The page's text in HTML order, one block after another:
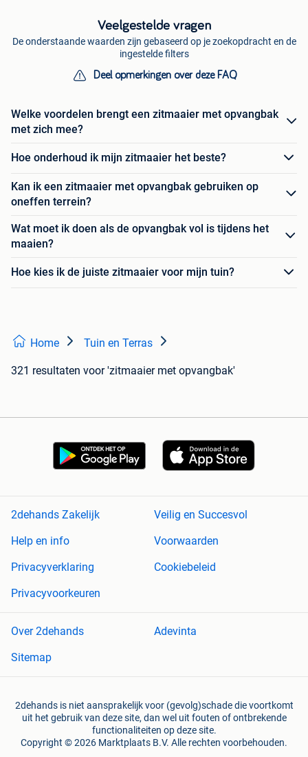
Veelgestelde vragen
De onderstaande waarden zijn gebaseerd op je zoekopdracht en de
ingestelde filters
Deel opmerkingen over deze FAQ
Welke voordelen brengt een zitmaaier met opvangbak
met zich mee?
Hoe onderhoud ik mijn zitmaaier het beste?
Kan ik een zitmaaier met opvangbak gebruiken op
oneffen terrein?
Wat moet ik doen als de opvangbak vol is tijdens het
maaien?
Hoe kies ik de juiste zitmaaier voor mijn tuin?
Home Tuin en Terras
321 resultaten voor 'zitmaaier met opvangbak'
2dehands Zakelijk
Veilig en Succesvol
Help en info
Voorwaarden
Privacyverklaring
Cookiebeleid
Privacyvoorkeuren
Over 2dehands
Adevinta
Sitemap
2dehands is niet aansprakelijk voor (gevolg)schade die voortkomt
uit het gebruik van deze site, dan wel uit fouten of ontbrekende
functionaliteiten op deze site.
Copyright © 2026 Marktplaats B.V. Alle rechten voorbehouden.